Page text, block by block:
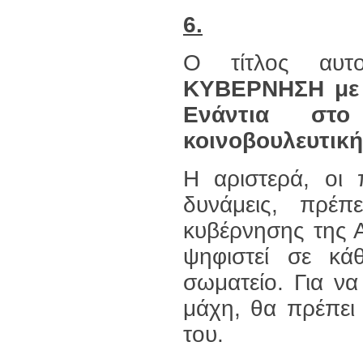
6.
Ο τίτλος
ΚΥΒΕΡΝΗΣΗ με
Ενάντια στο
Η αριστερά, οι
δυνάμεις,
κυβέρνησης της
ψηφιστεί σε
σωματείο. Για
μάχη, θα
του.